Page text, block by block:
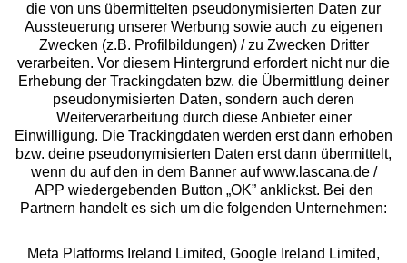
Services
Beratung
Über uns
Rechtliches
die von uns übermittelten pseudonymisierten Daten zur
Aussteuerung unserer Werbung sowie auch zu eigenen
Zwecken (z.B. Profilbildungen) / zu Zwecken Dritter
verarbeiten. Vor diesem Hintergrund erfordert nicht nur die
Erhebung der Trackingdaten bzw. die Übermittlung deiner
pseudonymisierten Daten, sondern auch deren
Weiterverarbeitung durch diese Anbieter einer
Einwilligung. Die Trackingdaten werden erst dann erhoben
bzw. deine pseudonymisierten Daten erst dann übermittelt,
wenn du auf den in dem Banner auf www.lascana.de /
APP wiedergebenden Button „OK” anklickst. Bei den
Partnern handelt es sich um die folgenden Unternehmen:
Meta Platforms Ireland Limited, Google Ireland Limited,